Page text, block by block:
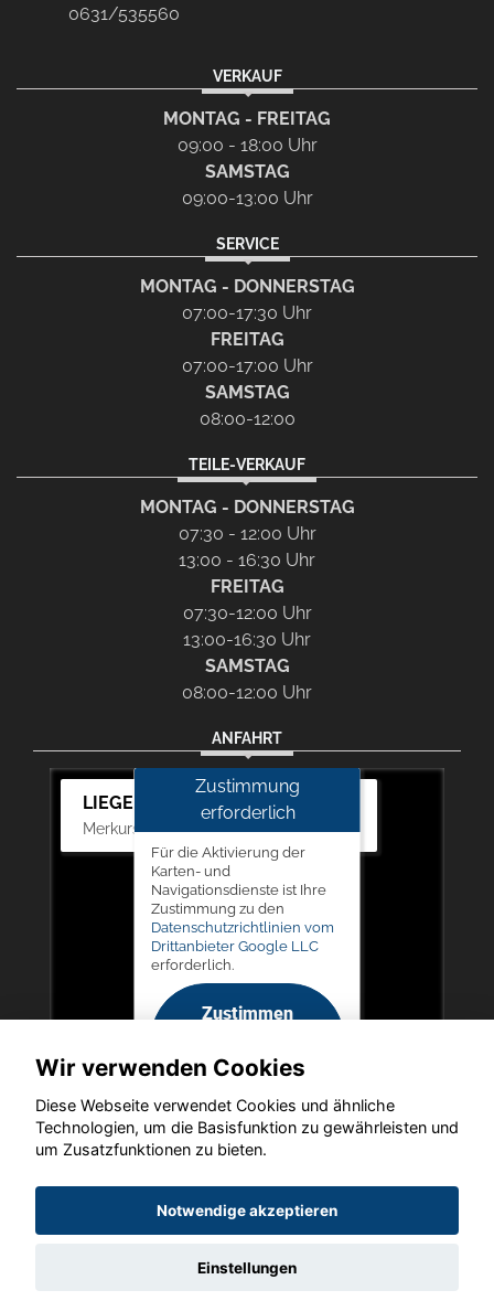
0631/535560
VERKAUF
MONTAG - FREITAG
09:00 - 18:00 Uhr
SAMSTAG
09:00-13:00 Uhr
SERVICE
MONTAG - DONNERSTAG
07:00-17:30 Uhr
FREITAG
07:00-17:00 Uhr
SAMSTAG
08:00-12:00
TEILE-VERKAUF
MONTAG - DONNERSTAG
07:30 - 12:00 Uhr
13:00 - 16:30 Uhr
FREITAG
07:30-12:00 Uhr
13:00-16:30 Uhr
SAMSTAG
08:00-12:00 Uhr
ANFAHRT
LIEGERT & BÖSKEN Automobile
Merkurstr. 11, 67663 Kaiserslautern
Zustimmung
erforderlich
Für die Aktivierung der
Karten- und
Navigationsdienste ist Ihre
Zustimmung zu den
Datenschutzrichtlinien vom
Drittanbieter Google LLC
erforderlich.
Zustimmen
aktivieren
Copyright © 2026. LIEGERT & BÖSKEN Automobile
Wir verwenden Cookies
Diese Webseite verwendet Cookies und ähnliche
Technologien, um die Basisfunktion zu gewährleisten und
um Zusatzfunktionen zu bieten.
Notwendige akzeptieren
Einstellungen